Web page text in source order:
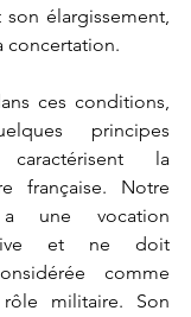
élargissement,
concertation.
ces conditions,
principes
la
française. Notre
une vocation
et ne doit
comme
militaire. Son